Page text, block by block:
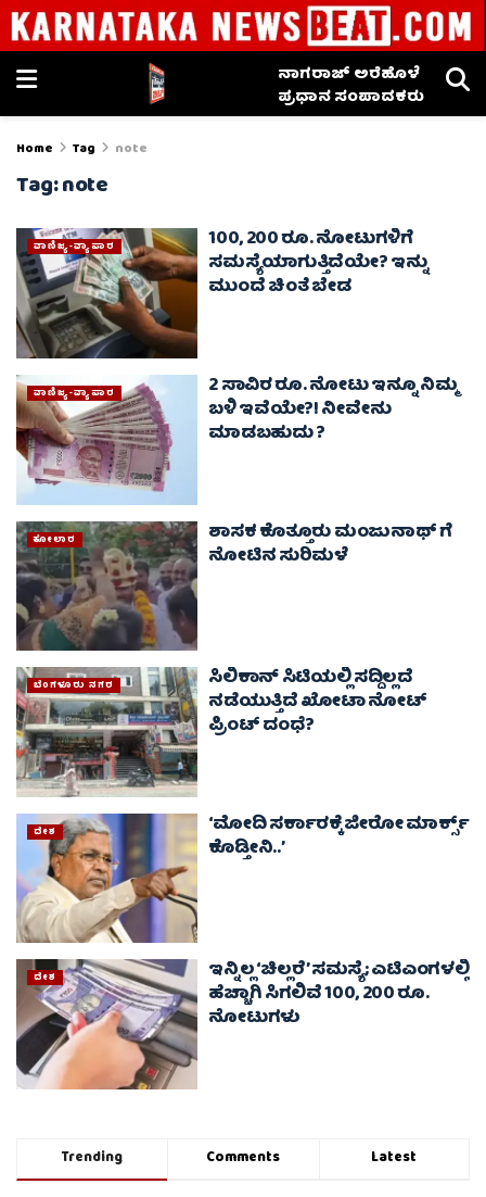
ನಾಗರಾಜ್ ಅರೆಹೊಳೆ
ಪ್ರಧಾನ ಸಂಪಾದಕರು
Home Tag note
Tag:note
ವಾಣಿಜ್ಯ-ವ್ಯಾಪಾರ 100, 200 ರೂ. ನೋಟುಗಳಿಗೆ
ಸಮಸ್ಯೆಯಾಗುತ್ತಿದೆಯೇ? ಇನ್ನು
ಮುಂದೆ ಚಿಂತೆ ಬೇಡ
ವಾಣಿಜ್ಯ-ವ್ಯಾಪಾರ 2 ಸಾವಿರ ರೂ. ನೋಟು ಇನ್ನೂ ನಿಮ್ಮ
ಬಳಿ ಇವೆಯೇ?! ನೀವೇನು
ಮಾಡಬಹುದು ?
ಕೋಲಾರ ಶಾಸಕ ಕೊತ್ತೂರು ಮಂಜುನಾಥ್‌ ಗೆ
ನೋಟಿನ ಸುರಿಮಳೆ
ಬೆಂಗಳೂರು ನಗರ ಸಿಲಿಕಾನ್ ಸಿಟಿಯಲ್ಲಿ ಸದ್ದಿಲ್ಲದೆ
ನಡೆಯುತ್ತಿದೆ ಖೋಟಾ ನೋಟ್
ಪ್ರಿಂಟ್ ದಂಧೆ‌?
ದೇಶ ʻಮೋದಿ ಸರ್ಕಾರಕ್ಕೆ ಜೀರೋ ಮಾರ್ಕ್ಸ್‌
ಕೊಡ್ತೀನಿ..ʼ
ದೇಶ ಇನ್ನಿಲ್ಲ ‘ಚಿಲ್ಲರೆ’ ಸಮಸ್ಯೆ; ಎಟಿಎಂಗಳಲ್ಲಿ
ಹೆಚ್ಚಾಗಿ ಸಿಗಲಿವೆ 100, 200 ರೂ.
ನೋಟುಗಳು
Trending Comments Latest